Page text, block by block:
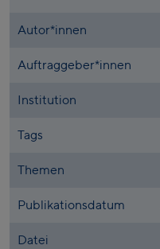
Autor*innen
Auftraggeber*innen
Institution
Tags
Themen
Publikationsdatum
Datei